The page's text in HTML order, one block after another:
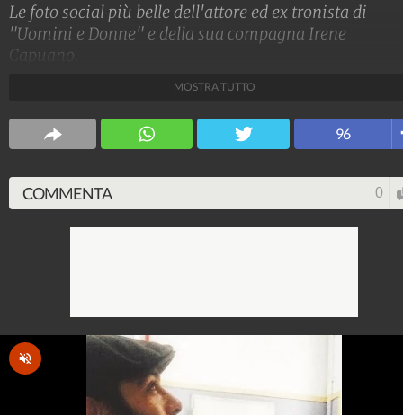
Le foto social più belle dell'attore ed ex tronista di
"Uomini e Donne" e della sua compagna Irene
Capuano.
Spettacolo FanpageMOSTRA TUTTO
96
COMMENTA 0